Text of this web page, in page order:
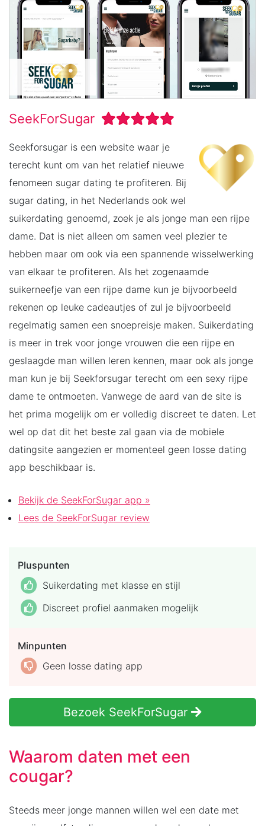
SeekForSugar
Seekforsugar is een website waar je
terecht kunt om van het relatief nieuwe
fenomeen sugar dating te profiteren. Bij
sugar dating, in het Nederlands ook wel
suikerdating genoemd, zoek je als jonge man een rijpe
dame. Dat is niet alleen om samen veel plezier te
hebben maar om ook via een spannende wisselwerking
van elkaar te profiteren. Als het zogenaamde
suikerneefje van een rijpe dame kun je bijvoorbeeld
rekenen op leuke cadeautjes of zul je bijvoorbeeld
regelmatig samen een snoepreisje maken. Suikerdating
is meer in trek voor jonge vrouwen die een rijpe en
geslaagde man willen leren kennen, maar ook als jonge
man kun je bij Seekforsugar terecht om een sexy rijpe
dame te ontmoeten. Vanwege de aard van de site is
het prima mogelijk om er volledig discreet te daten. Let
wel op dat dit het beste zal gaan via de mobiele
datingsite aangezien er momenteel geen losse dating
app beschikbaar is.
Bekijk de SeekForSugar app »
Lees de SeekForSugar review
Pluspunten
Suikerdating met klasse en stijl
Discreet profiel aanmaken mogelijk
Minpunten
Geen losse dating app
Bezoek SeekForSugar
Waarom daten met een
cougar?
Steeds meer jonge mannen willen wel een date met